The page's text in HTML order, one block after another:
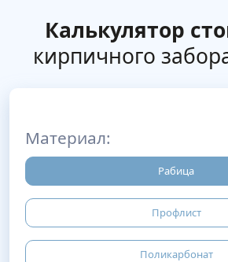
Калькулятор
кирпичного
Материал:
Рабица
Профлист
Поликарбонат